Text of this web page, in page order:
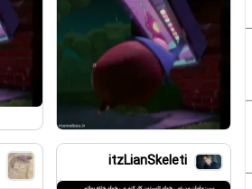
itzLianSkeleti